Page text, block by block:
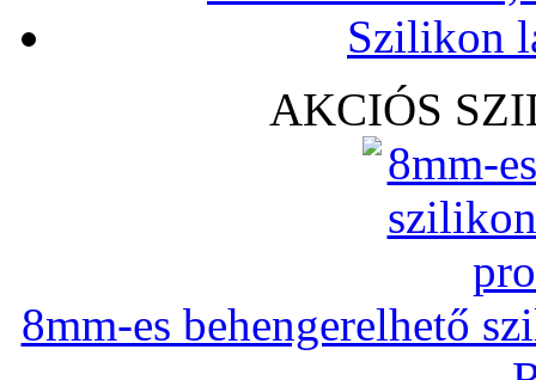
Szilikon
AKCIÓS
8mm-es behengerelhető